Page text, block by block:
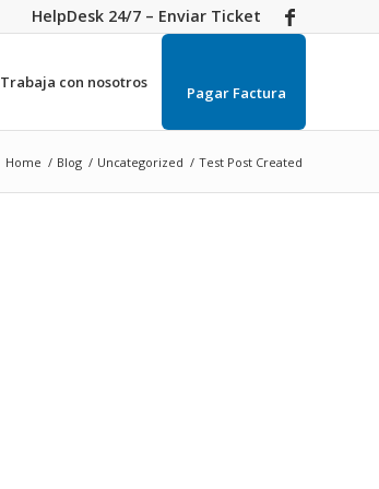
HelpDesk 24/7 – Enviar Ticket
Trabaja con nosotros
Pagar Factura
Home / Blog / Uncategorized / Test Post Created